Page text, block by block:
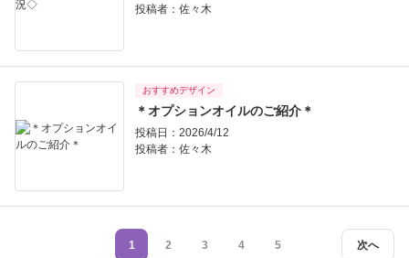
投稿者： 佐々木
おすすめデザイン
＊オプションオイルのご紹介＊
投稿日：2026/4/12
投稿者： 佐々木
次へ
1 2 3 4 5